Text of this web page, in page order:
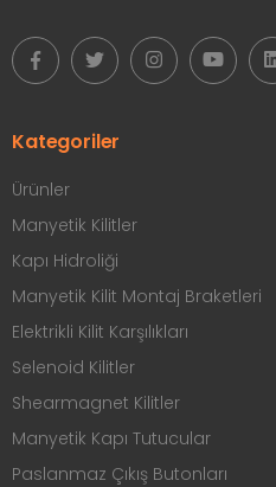
Kategoriler
Ürünler
Manyetik Kilitler
Kapı Hidroliği
Manyetik Kilit Montaj Braketleri
Elektrikli Kilit Karşılıkları
Selenoid Kilitler
Shearmagnet Kilitler
Manyetik Kapı Tutucular
Paslanmaz Çıkış Butonları